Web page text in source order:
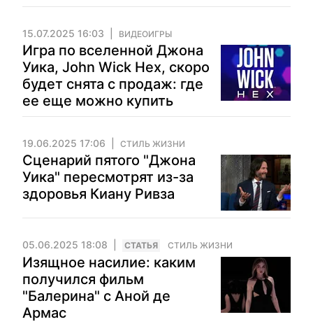
15.07.2025 16:03 ВИДЕОИГРЫ
Игра по вселенной Джона
Уика, John Wick Hex, скоро
будет снята с продаж: где
ее еще можно купить
19.06.2025 17:06 СТИЛЬ ЖИЗНИ
Сценарий пятого "Джона
Уика" пересмотрят из-за
здоровья Киану Ривза
05.06.2025 18:08 CТАТЬЯ СТИЛЬ ЖИЗНИ
Изящное насилие: каким
получился фильм
"Балерина" с Аной де
Армас